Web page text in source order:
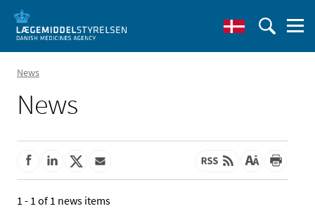
News
News
1 - 1 of 1 news items